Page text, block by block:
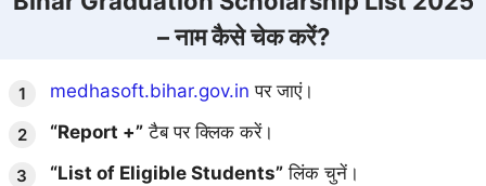
– नाम कैसे चेक करें?
medhasoft.bihar.gov.in पर जाएं।
“Report +” टैब पर क्लिक करें।
“List of Eligible Students” लिंक चुनें।